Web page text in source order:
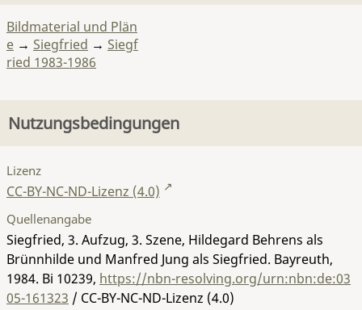
Bildmaterial und Plän
e → Siegfried → Siegf
ried 1983-1986
Nutzungsbedingungen
Lizenz
CC-BY-NC-ND-Lizenz (4.0)
Quellenangabe
Siegfried, 3. Aufzug, 3. Szene, Hildegard Behrens als
Brünnhilde und Manfred Jung als Siegfried. Bayreuth,
1984. Bi 10239, https://nbn-resolving.org/urn:nbn:de:03
05-161323 / CC-BY-NC-ND-Lizenz (4.0)